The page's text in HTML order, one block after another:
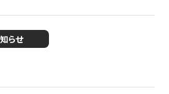
らせ